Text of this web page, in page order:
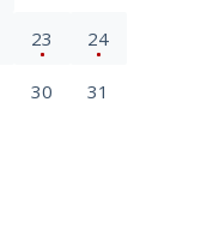
23 24
30 31